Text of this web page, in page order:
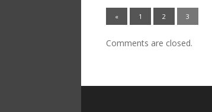
« 1 2 3
Comments are closed.